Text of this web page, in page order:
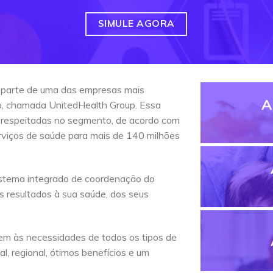
SIMULE AGORA
de uma das empresas mais
chamada UnitedHealth Group. Essa
no segmento, de acordo com
de saúde para mais de 140 milhões
integrado de coordenação do
resultados à sua saúde, dos seus
às necessidades de todos os tipos de
regional, ótimos benefícios e um